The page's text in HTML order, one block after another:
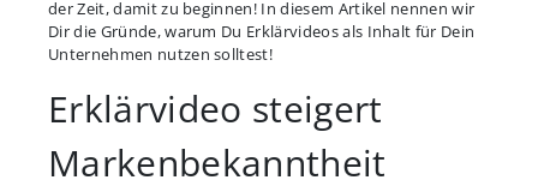
der Zeit, damit zu beginnen! In diesem Artikel nennen wir
Dir die Gründe, warum Du Erklärvideos als Inhalt für Dein
Unternehmen nutzen solltest!
Erklärvideo steigert
Markenbekanntheit